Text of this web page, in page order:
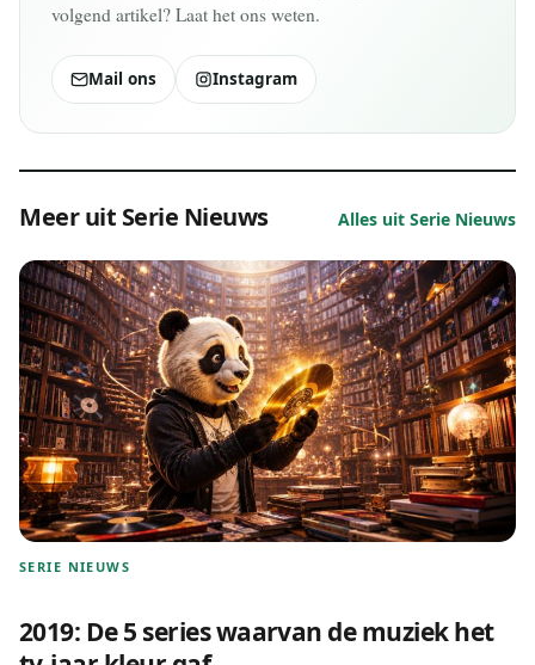
volgend artikel? Laat het ons weten.
Mail ons Instagram
Meer uit Serie Nieuws Alles uit Serie Nieuws
SERIE NIEUWS
2019: De 5 series waarvan de muziek het